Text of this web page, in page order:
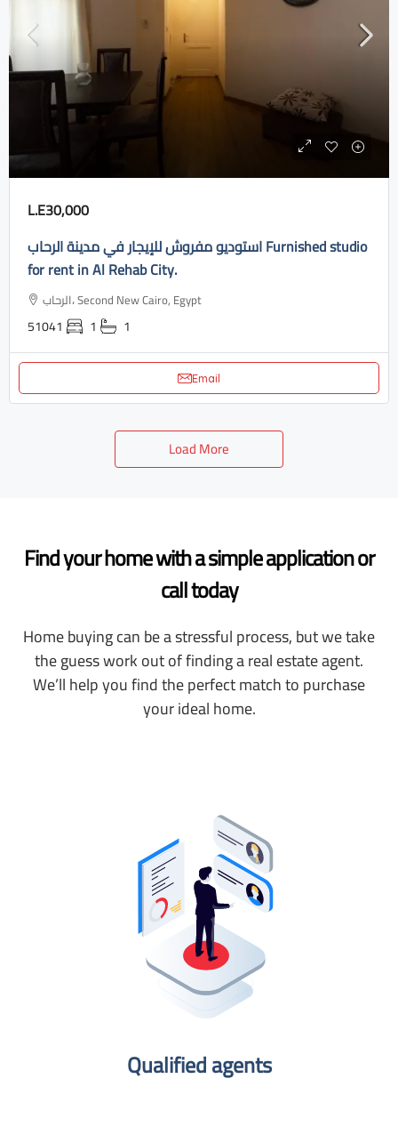
L.E30,000
استوديو مفروش للإيجار في مدينة الرحاب Furnished studio
for rent in Al Rehab City.
الرحاب، Second New Cairo, Egypt
51041 1 1
Email
Load More
Find your home with a simple application or
call today
Home buying can be a stressful process, but we take
the guess work out of finding a real estate agent.
We’ll help you find the perfect match to purchase
your ideal home.
Qualified agents​